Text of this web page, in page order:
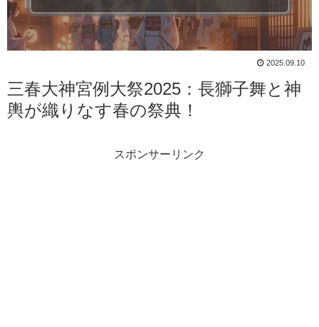
2025.09.10
三春大神宮例大祭2025：長獅子舞と神
輿が織りなす春の祭典！
スポンサーリンク